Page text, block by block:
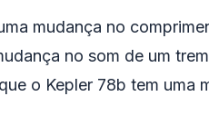
mudança no
no som de um
o Kepler 78b tem uma